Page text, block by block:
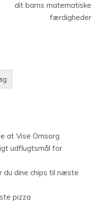
dit barns matematiske
færdigheder
at Vise Omsorg
udflugtsmål for
du dine chips til næste
pizza